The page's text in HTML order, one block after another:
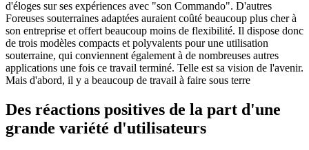
d'éloges sur ses expériences avec "son Commando". D'autres
Foreuses souterraines adaptées auraient coûté beaucoup plus cher à
son entreprise et offert beaucoup moins de flexibilité. Il dispose donc
de trois modèles compacts et polyvalents pour une utilisation
souterraine, qui conviennent également à de nombreuses autres
applications une fois ce travail terminé. Telle est sa vision de l'avenir.
Mais d'abord, il y a beaucoup de travail à faire sous terre
Des réactions positives de la part d'une
grande variété d'utilisateurs